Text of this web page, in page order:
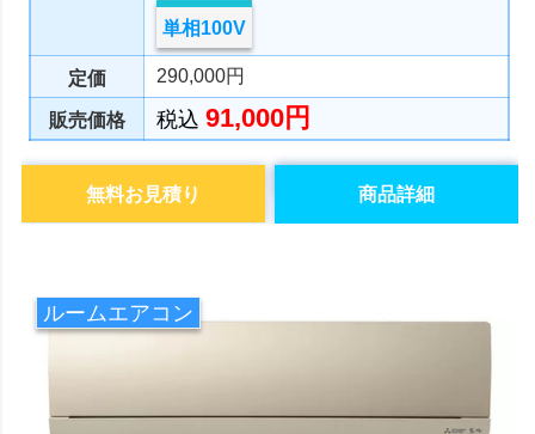
単相100V
定価 290,000円
販売価格 税込91,000円
商品詳細
無料お見積り
ルームエアコン